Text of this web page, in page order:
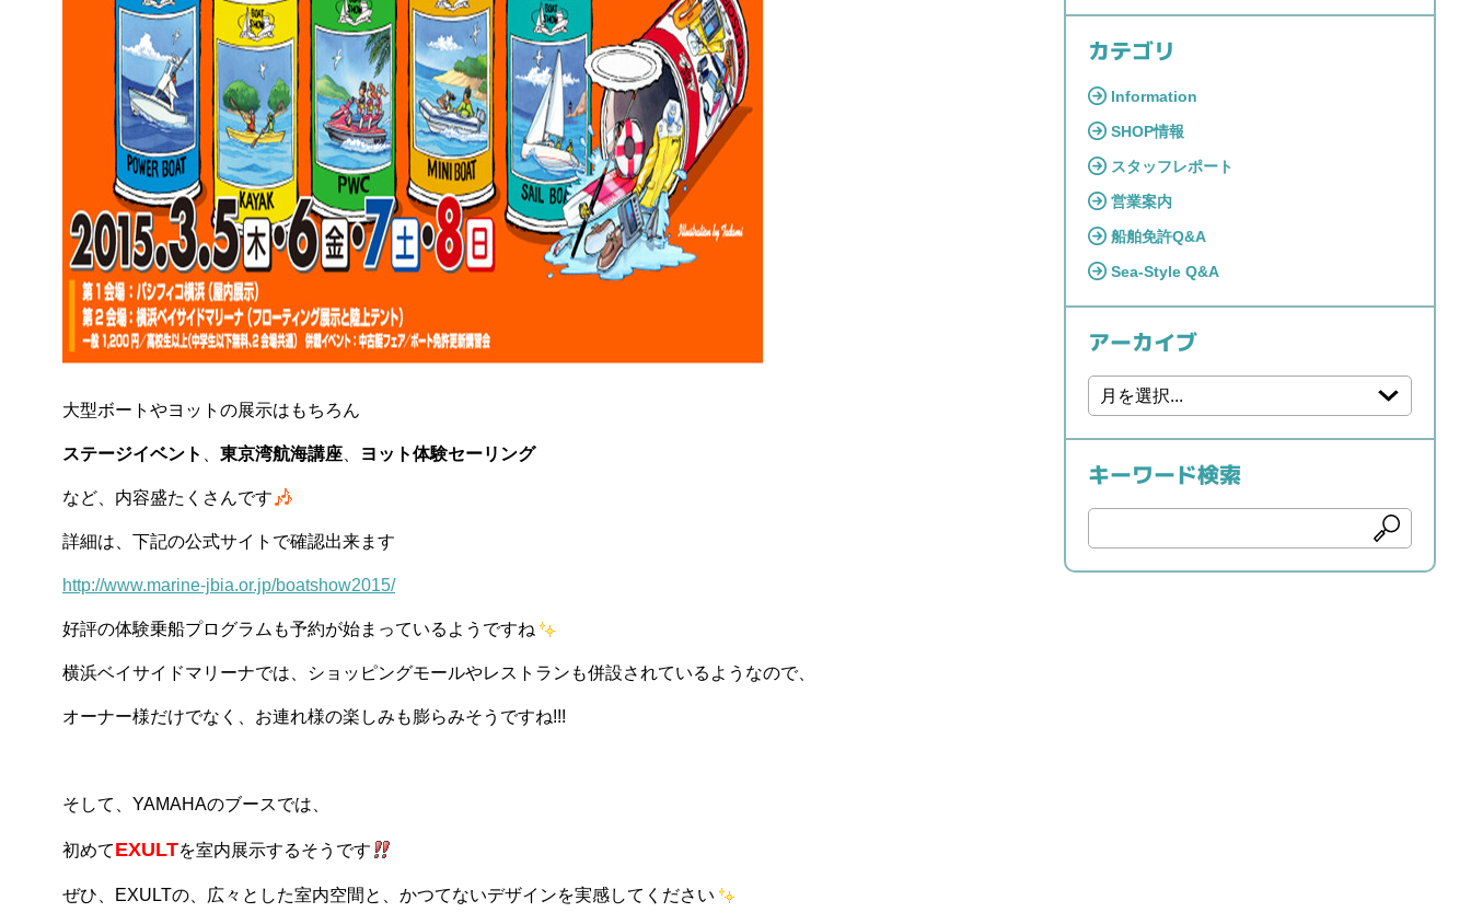
大型ボートやヨットの展示はもちろん
ステージイベント 東京湾航海講座 ヨット体験セーリング
など、内容盛たくさんです
詳細は、下記の公式サイトで確認出来ます
http://www.marine-jbia.or.jp/boatshow2015/
好評の体験乗船プログラムも予約が始まっているようですね
横浜ベイサイドマリーナでは、ショッピングモールやレストランも併設されているようなので、
オーナー様だけでなく、お連れ様の楽しみも膨らみそうですね!!!
そして、YAMAHAのブースでは、
初めてEXULTを室内展示するそうです
ぜひ、EXULTの、広々とした室内空間と、かつてないデザインを実感してください
カテゴリ
Information
SHOP情報
スタッフレポート
営業案内
船舶免許Q&A
Sea-Style Q&A
アーカイブ
キーワード検索